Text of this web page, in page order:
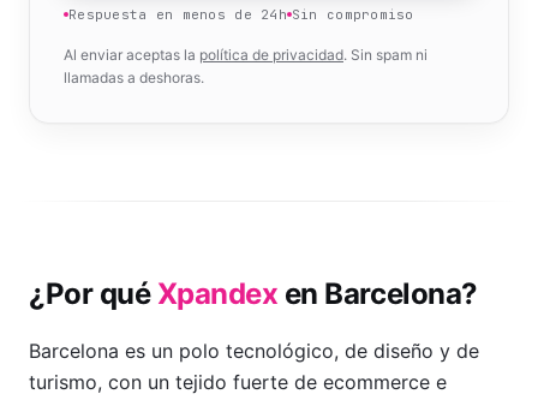
Respuesta en menos de 24h Sin compromiso
Al enviar aceptas la política de privacidad. Sin spam ni
llamadas a deshoras.
¿Por qué Xpandex en Barcelona?
Barcelona es un polo tecnológico, de diseño y de
turismo, con un tejido fuerte de ecommerce e